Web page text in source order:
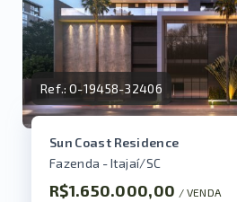
Ref.:O-19458-32406
Sun Coast Residence
Fazenda - Itajaí/SC
R$1.650.000,00 / VENDA